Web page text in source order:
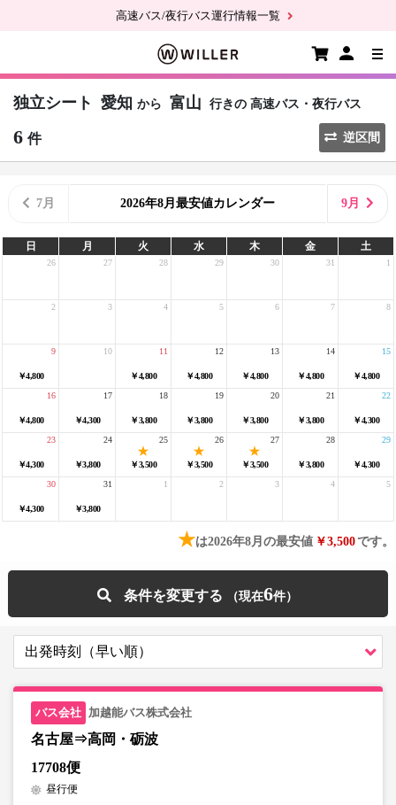
高速バス/夜行バス運行情報一覧
独立シート 愛知 から 富山 行きの 高速バス・夜行バス
6 件 逆区間
7月 2026年8月最安値カレンダー 9月
日 月 火 水 木 金 土
26 27 28 29 30 31 1
2 3 4 5 6 7 8
￥4,800
9 10
￥4,800
11
￥4,800
12
￥4,800
13
￥4,800
14
￥4,800
15
￥4,800
16
￥4,300
17
￥3,800
18
￥3,800
19
￥3,800
20
￥3,800
21
￥4,300
22
￥4,300
23
￥3,800
24
￥3,500
25
￥3,500
26
￥3,500
27
￥3,800
28
￥4,300
29
￥4,300
30
￥3,800
31 1 2 3 4 5
★は2026年8月の最安値 ￥3,500です。
条件を変更する 6
加越能バス株式会社
名古屋⇒高岡・砺波
17708便
昼行便